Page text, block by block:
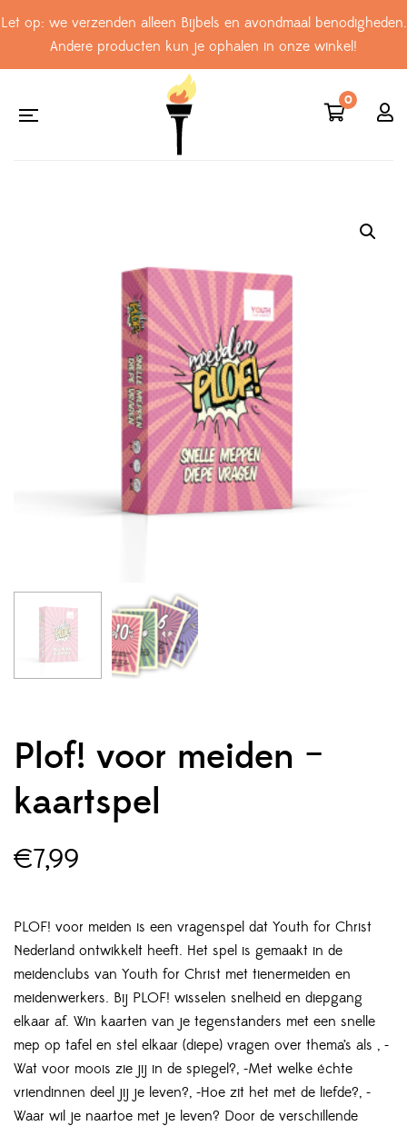
Let op: we verzenden alleen Bijbels en avondmaal benodigheden.
Andere producten kun je ophalen in onze winkel!
0
Plof! voor meiden –
kaartspel
€7,99
PLOF! voor meiden is een vragenspel dat Youth for Christ
Nederland ontwikkelt heeft. Het spel is gemaakt in de
meidenclubs van Youth for Christ met tienermeiden en
meidenwerkers. Bij PLOF! wisselen snelheid en diepgang
elkaar af. Win kaarten van je tegenstanders met een snelle
mep op tafel en stel elkaar (diepe) vragen over thema’s als , -
Wat voor moois zie jij in de spiegel?, -Met welke échte
vriendinnen deel jij je leven?, -Hoe zit het met de liefde?, -
Waar wil je naartoe met je leven? Door de verschillende